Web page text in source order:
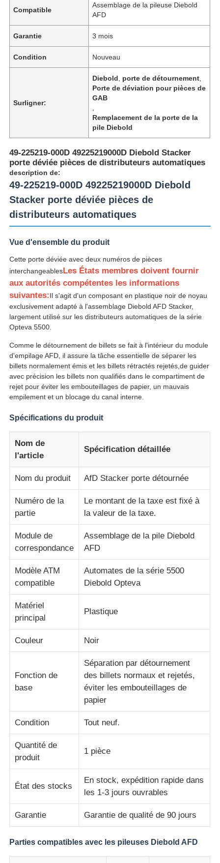
Aperçu
Produits
Vidéos
A propos de nous
Visite d'usine
Contrôle de la qualité
Contact
nouvelles
Tous les cas
Demande de soumission
Pièces pour ATM Diebold
Pièces de distributeurs Hyosung
Pièces de distributeurs automatiques Fujitsu
Pièces de distributeurs automatiques Hitachi
Pièces d'atmosphère de GRG
Compatible
Assemblage de la pileuse Diebold
AFD
Garantie 3 mois
Condition Nouveau
Surligner:
Diebold porte de détournement
Porte de déviation pour pièces de
GAB
Remplacement de la porte de la
pile Diebold
49-225219-000D 49225219000D Diebold Stacker
porte déviée pièces de distributeurs automatiques
description de:
49-225219-000D 49225219000D Diebold
Stacker porte déviée pièces de
distributeurs automatiques
Vue d'ensemble du produit
Cette porte déviée avec deux numéros de pièces
interchangeablesLes États membres doivent fournir
aux autorités compétentes les informations
suivantes:Il s'agit d'un composant en plastique noir de noyau
exclusivement adapté à l'assemblage Diebold AFD Stacker,
largement utilisé sur les distributeurs automatiques de la série
Opteva 5500.
Comme le détournement de billets se fait à l'intérieur du module
d'empilage AFD, il assure la tâche essentielle de séparer les
billets normalement émis et les billets rétractés rejetés,de guider
avec précision les billets non qualifiés dans le compartiment de
rejet pour éviter les embouteillages de papier, un mauvais
empilement et un blocage du canal interne.
Spécifications du produit
Nom de
l'article
Spécification détaillée
Nom du produit AfD Stacker porte détournée
Numéro de la
partie
Le montant de la taxe est fixé à
la valeur de la taxe.
Module de
correspondance
Assemblage de la pile Diebold
AFD
Modèle ATM
compatible
Automates de la série 5500
Diebold Opteva
Matériel
principal
Plastique
Couleur Noir
Fonction de
base
Séparation par détournement
des billets normaux et rejetés,
éviter les embouteillages de
papier
Condition Tout neuf.
Quantité de
produit
1 pièce
État des stocks
En stock, expédition rapide dans
les 1-3 jours ouvrables
Garantie Garantie de qualité de 90 jours
Parties compatibles avec les pileuses Diebold AFD